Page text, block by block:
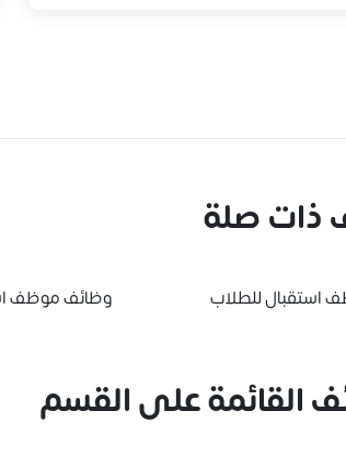
ذات صلة
استقبال للطلاب وظائف موظف
القائمة على القسم